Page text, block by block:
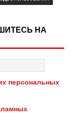
НА
персональных